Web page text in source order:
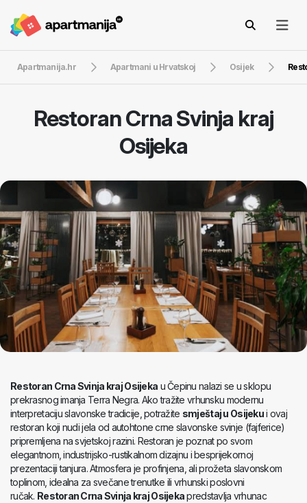
Apartmanija.hr Apartmani u Hrvatskoj Osijek
Restoran Crna Svinja kraj
Osijeka
Restoran Crna Svinja kraj Osijeka u Čepinu nalazi se u sklopu
prekrasnog imanja Terra Negra. Ako tražite vrhunsku modernu
interpretaciju slavonske tradicije, potražite smještaj u Osijekui ovaj
restoran koji nudi jela od autohtone crne slavonske svinje (fajferice)
pripremljena na svjetskoj razini. Restoran je poznat po svom
elegantnom, industrijsko-rustikalnom dizajnu i besprijekornoj
prezentaciji tanjura. Atmosfera je profinjena, ali prožeta slavonskom
toplinom, idealna za svečane trenutke ili vrhunski poslovni
ručak. Restoran Crna Svinja kraj Osijekapredstavlja vrhunac